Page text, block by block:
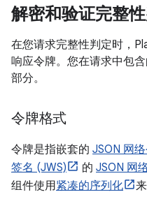
解密和验证完整
在您请求完整性判定时，
响应令牌。您在请求中包
部分。
令牌格式
令牌是指嵌套的 JSON 网
签名 (JWS)
的 JSON 网
组件使用紧凑的序列化